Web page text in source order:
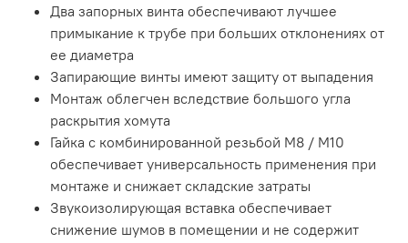
Два запорных винта обеспечивают лучшее
примыкание к трубе при больших отклонениях от
ее диаметра
Запирающие винты имеют защиту от выпадения
Монтаж облегчен вследствие большого угла
раскрытия хомута
Гайка с комбинированной резьбой М8 / М10
обеспечивает универсальность применения при
монтаже и снижает складские затраты
Звукоизолирующая вставка обеспечивает
снижение шумов в помещении и не содержит